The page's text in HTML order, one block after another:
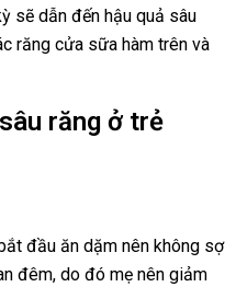
sẽ dẫn đến hậu quả sâu
răng cửa sữa hàm trên và
răng ở trẻ
đầu ăn dặm nên không sợ
đêm, do đó mẹ nên giảm